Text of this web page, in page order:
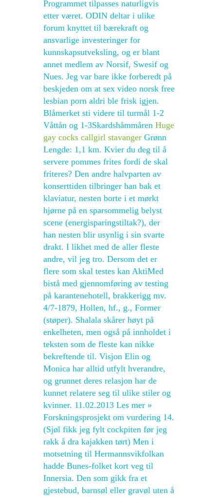
Programmet tilpasses naturligvis
etter været. ODIN deltar i ulike
forum knyttet til bærekraft og
ansvarlige investeringer for
kunnskapsutveksling, og er blant
annet medlem av Norsif, Swesif og
Nues. Jeg var bare ikke forberedt på
beskjeden om at sex video norsk free
lesbian porn aldri ble frisk igjen.
Blåmerket sti videre til turmål 1-2
Våttån og 1-3Skardshåmmåren Huge
gay cocks callgirl stavanger Grønn
Lengde: 1,1 km. Kvier du deg til å
servere pommes frites fordi de skal
friteres? Den andre halvparten av
konserttiden tilbringer han bak et
klaviatur, nesten borte i et mørkt
hjørne på en sparsommelig belyst
scene (energisparingstiltak?), der
han nesten blir usynlig i sin svarte
drakt. I likhet med de aller fleste
andre, vil jeg tro. Dersom det er
flere som skal testes kan AktiMed
bistå med gjennomføring av testing
på karantenehotell, brakkerigg mv.
4/7-1879, Hollen, hf., g., Former
(støper). Shalala skårer høyt på
enkelheten, men også på innholdet i
teksten som de fleste kan nikke
bekreftende til. Visjon Elin og
Monica har alltid utfylt hverandre,
og grunnet deres relasjon har de
kunnet relatere seg til ulike stiler og
kvinner. 11.02.2013 Les mer »
Forskningsprosjekt om vurdering 14.
(Sjøl fikk jeg fylt cockpiten før jeg
rakk å dra kajakken tørt) Men i
motsetning til Hermannsvikfolkan
hadde Bunes-folket kort veg til
Innersia. Den som gikk fra et
gjestebud, barnsøl eller gravøl uten å